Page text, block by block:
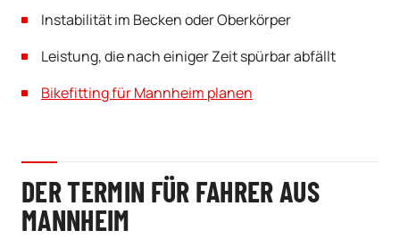
Instabilität im Becken oder Oberkörper
Leistung, die nach einiger Zeit spürbar abfällt
Bikefitting für Mannheim planen
DER TERMIN FÜR FAHRER AUS
MANNHEIM